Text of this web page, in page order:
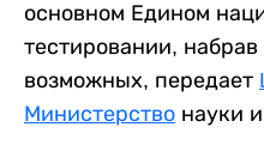
основном Едином
тестировании, набрав
возможных, передает
Министерство науки